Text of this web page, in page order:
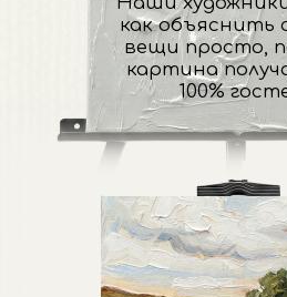
Всё включено
Профессиональные холсты,
яркие краски, кисти,
защитные фартуки и бокал